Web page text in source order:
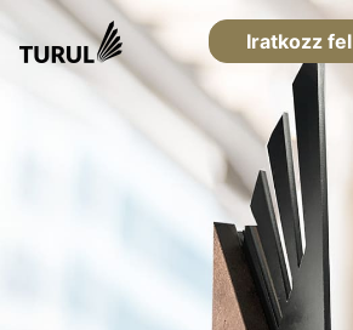
Iratkozz fel